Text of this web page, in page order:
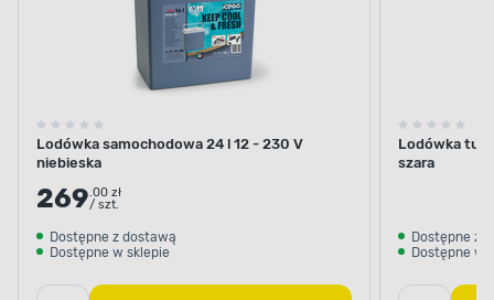
Lodówka samochodowa 24 l 12 - 230 V
niebieska
269.00 zł
/ szt.
Dostępne z dostawą
Dostępne w sklepie
Lodówka
szara
Dostępne z
Dostępne w